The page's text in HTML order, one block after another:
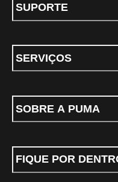
SUPORTE
SERVIÇOS
SOBRE A PUMA
FIQUE POR